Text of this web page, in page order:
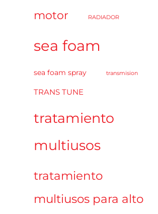
motor RADIADOR
sea foam
sea foam spray transmision
TRANS TUNE
tratamiento
multiusos
tratamiento
multiusos para alto